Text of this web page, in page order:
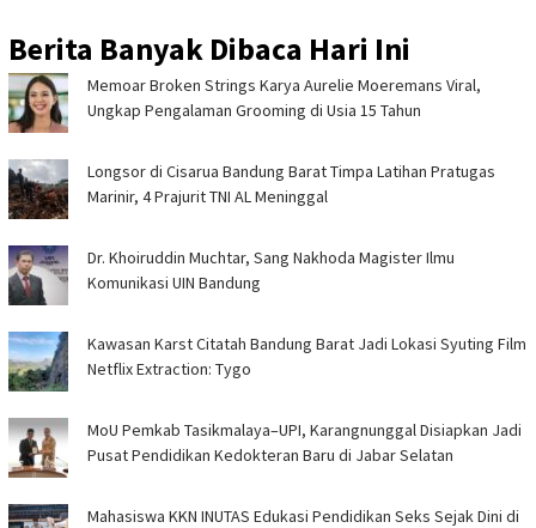
Berita Banyak Dibaca Hari Ini
Memoar Broken Strings Karya Aurelie Moeremans Viral,
Ungkap Pengalaman Grooming di Usia 15 Tahun
Longsor di Cisarua Bandung Barat Timpa Latihan Pra­tugas
Marinir, 4 Prajurit TNI AL Meninggal
Dr. Khoiruddin Muchtar, Sang Nakhoda Magister Ilmu
Komunikasi UIN Bandung
Kawasan Karst Citatah Bandung Barat Jadi Lokasi Syuting Film
Netflix Extraction: Tygo
MoU Pemkab Tasikmalaya–UPI, Karangnunggal Disiapkan Jadi
Pusat Pendidikan Kedokteran Baru di Jabar Selatan
Mahasiswa KKN INUTAS Edukasi Pendidikan Seks Sejak Dini di